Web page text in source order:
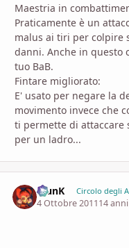
Maestria in
Praticamente è un
malus ai tiri per colpire
danni. Anche in questo
tuo BaB.
Fintare migliorato:
E' usato per negare la
movimento invece che
ti permette di attaccare
per un ladro...
KlunK Circolo degli
4 Ottobre 201114 anni